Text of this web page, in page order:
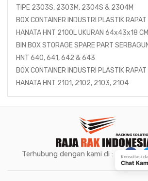
TIPE 2303S, 2303M, 2304S & 2304M
BOX CONTAINER INDUSTRI PLASTIK
HANATA HNT 2100L UKURAN 64x43x18 CM
BIN BOX STORAGE SPARE PART
HNT 640, 641, 642 & 643
BOX CONTAINER INDUSTRI PLASTIK
HANATA HNT 2101, 2102, 2103, 2104
Terhubung dengan kami di : Konsultasi
Chat